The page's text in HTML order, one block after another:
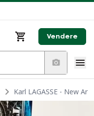
Vendere
Karl LAGASSE - New